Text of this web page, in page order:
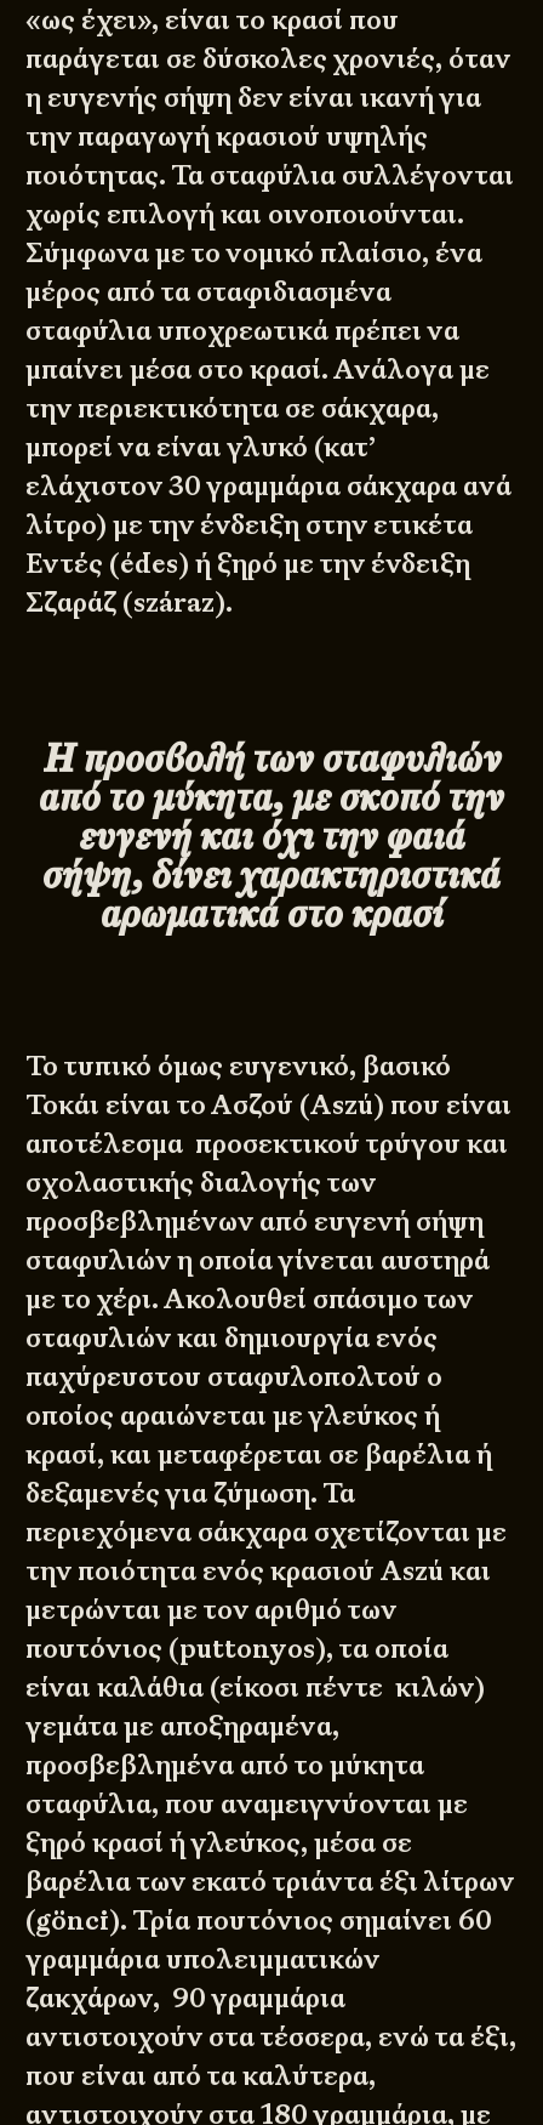
«ως έχει», είναι το κρασί που
παράγεται σε δύσκολες χρονιές, όταν
η ευγενής σήψη δεν είναι ικανή για
την παραγωγή κρασιού υψηλής
ποιότητας. Τα σταφύλια συλλέγονται
χωρίς επιλογή και οινοποιούνται.
Σύμφωνα με το νομικό πλαίσιο, ένα
μέρος από τα σταφιδιασμένα
σταφύλια υποχρεωτικά πρέπει να
μπαίνει μέσα στο κρασί. Ανάλογα με
την περιεκτικότητα σε σάκχαρα,
μπορεί να είναι γλυκό (κατ’
ελάχιστον 30 γραμμάρια σάκχαρα ανά
λίτρο) με την ένδειξη στην ετικέτα
Εντές (édes) ή ξηρό με την ένδειξη
Σζαράζ (száraz).
Η προσβολή των σταφυλιών
από το μύκητα, με σκοπό την
ευγενή και όχι την φαιά
σήψη, δίνει χαρακτηριστικά
αρωματικά στο κρασί
Το τυπικό όμως ευγενικό, βασικό
Τοκάι είναι το Ασζού (Aszú) που είναι
αποτέλεσμα προσεκτικού τρύγου και
σχολαστικής διαλογής των
προσβεβλημένων από ευγενή σήψη
σταφυλιών η οποία γίνεται αυστηρά
με το χέρι. Ακολουθεί σπάσιμο των
σταφυλιών και δημιουργία ενός
παχύρευστου σταφυλοπολτού ο
οποίος αραιώνεται με γλεύκος ή
κρασί, και μεταφέρεται σε βαρέλια ή
δεξαμενές για ζύμωση. Τα
περιεχόμενα σάκχαρα σχετίζονται με
την ποιότητα ενός κρασιού Aszú και
μετρώνται με τον αριθμό των
πουτόνιος (puttonyos), τα οποία
είναι καλάθια (είκοσι πέντε κιλών)
γεμάτα με αποξηραμένα,
προσβεβλημένα από το μύκητα
σταφύλια, που αναμειγνύονται με
ξηρό κρασί ή γλεύκος, μέσα σε
βαρέλια των εκατό τριάντα έξι λίτρων
(gönci). Τρία πουτόνιος σημαίνει 60
γραμμάρια υπολειμματικών
ζακχάρων, 90 γραμμάρια
αντιστοιχούν στα τέσσερα, ενώ τα έξι,
που είναι από τα καλύτερα,
αντιστοιχούν στα 180 γραμμάρια, με